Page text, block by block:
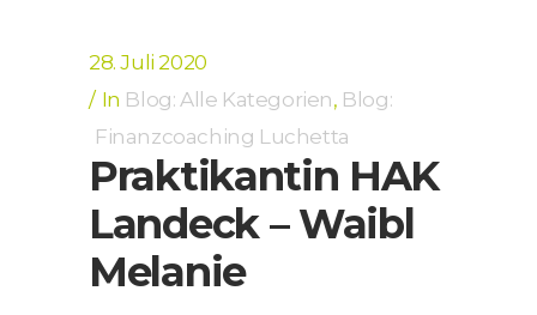
28. Juli 2020
In Blog: Alle Kategorien, Blog:
Finanzcoaching Luchetta
Praktikantin HAK
Landeck – Waibl
Melanie